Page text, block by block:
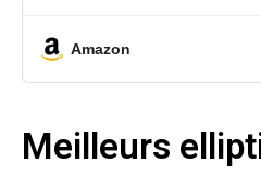
Amazon
Meilleurs